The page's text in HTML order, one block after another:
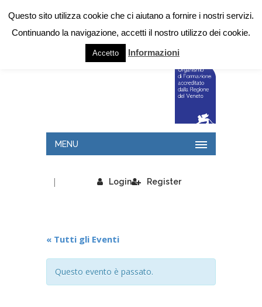
MENU
Login
| Register
« Tutti gli Eventi
Questo evento è passato.
Questo sito utilizza cookie che ci aiutano a fornire i nostri servizi.
Continuando la navigazione, accetti il nostro utilizzo dei cookie.
Accetto Informazioni